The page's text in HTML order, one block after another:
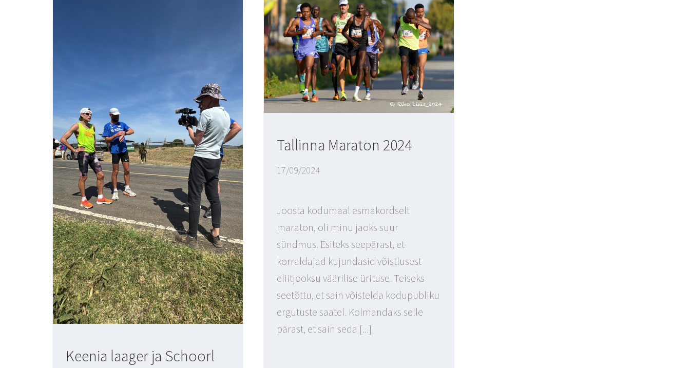
Keenia laager ja Schoorl
Tallinna Maraton 2024
17/09/2024
Joosta kodumaal esmakordselt
maraton, oli minu jaoks suur
sündmus. Esiteks seepärast, et
korraldajad kujundasid võistlusest
eliitjooksu väärilise ürituse. Teiseks
seetõttu, et sain võistelda kodupubliku
ergutuste saatel. Kolmandaks selle
pärast, et sain seda [...]